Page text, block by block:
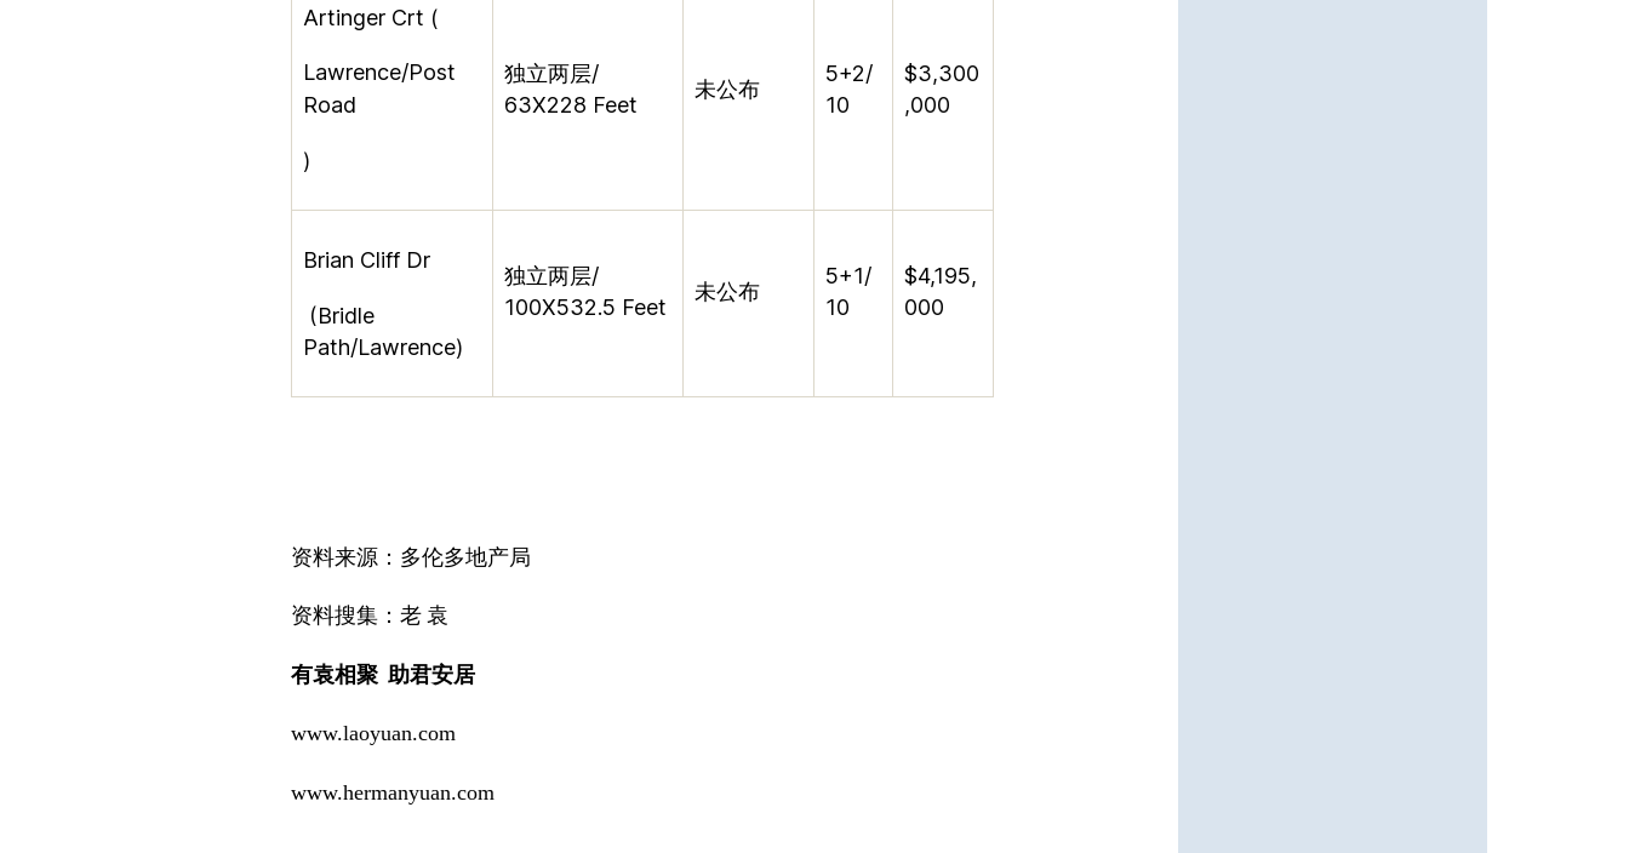
Artinger Crt (
Lawrence/Post
Road
)
独立两层/
63X228 Feet
未公布
5+2/
10
$3,300
,000
Brian Cliff Dr
(Bridle
Path/Lawrence)
独立两层/
100X532.5 Feet
未公布
5+1/
10
$4,195,
000
资料来源：多伦多地产局
资料搜集：老袁
有袁相聚 助君安居
www.laoyuan.com
www.hermanyuan.com